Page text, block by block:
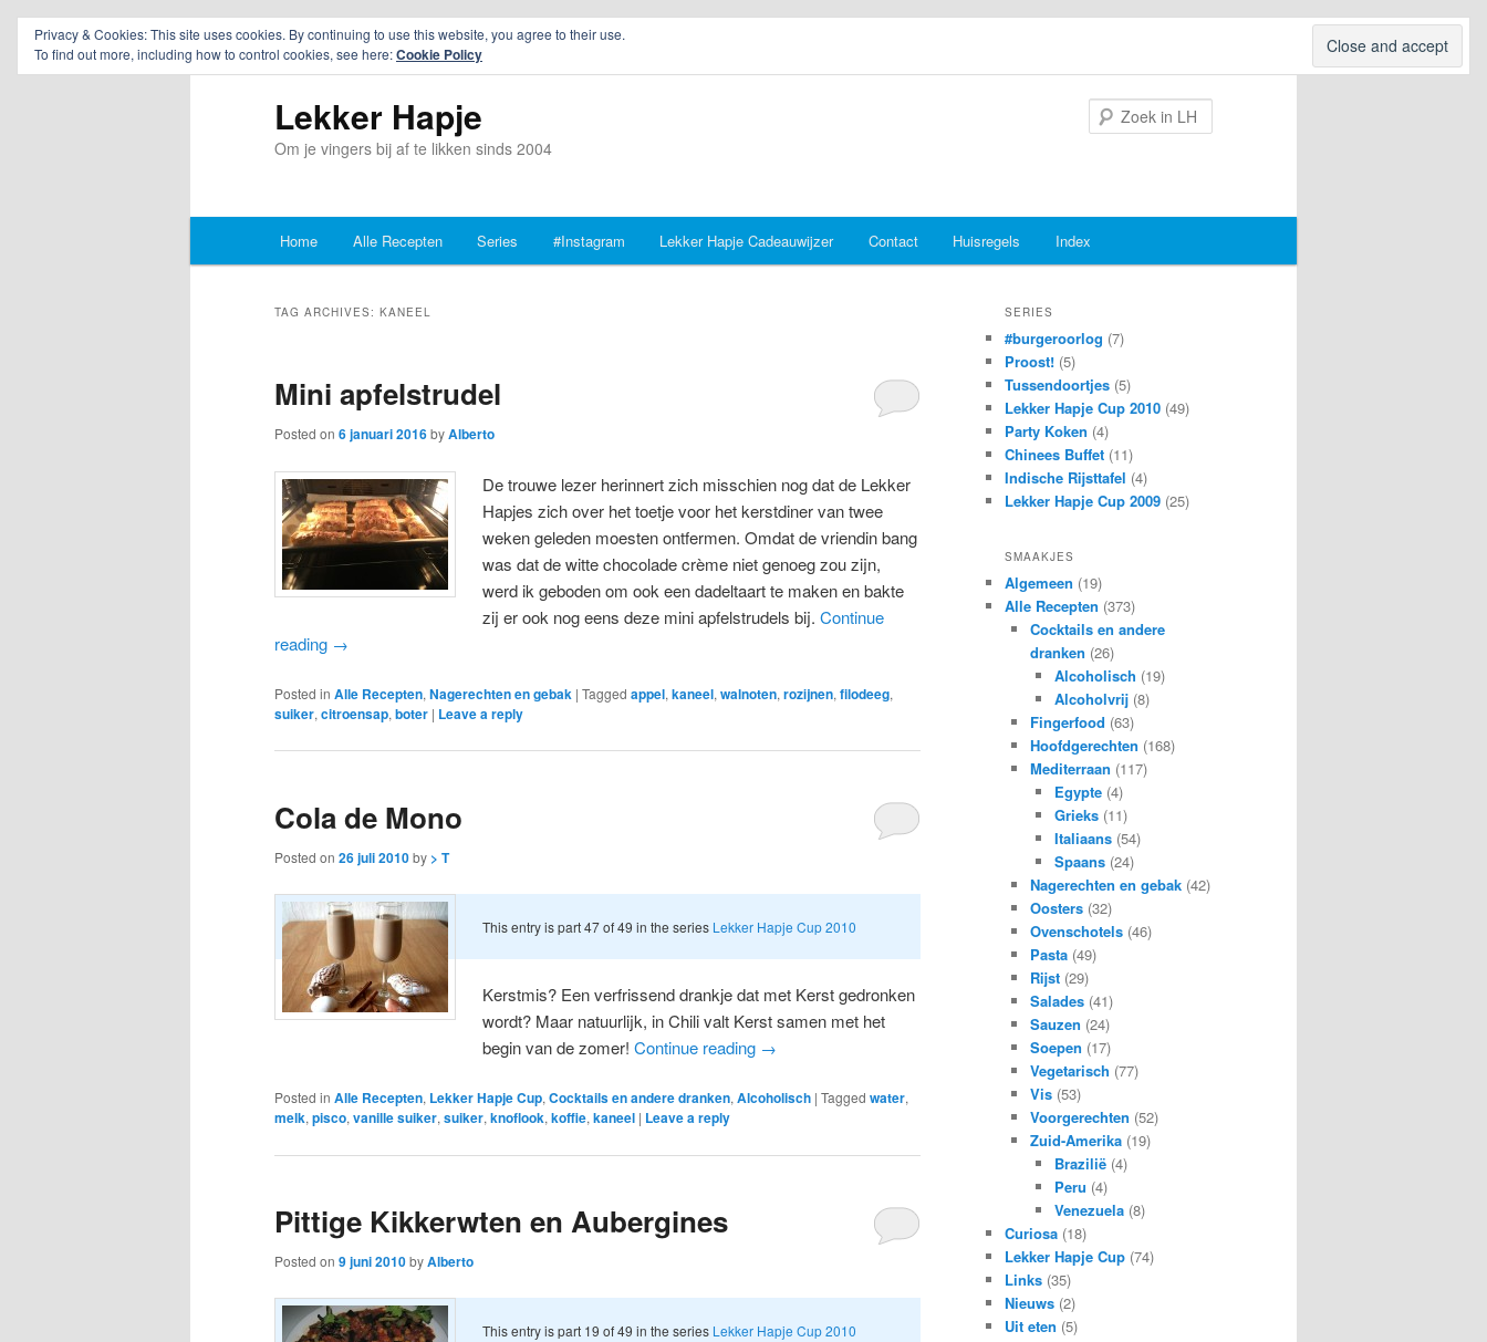
Lekker Hapje
Om je vingers bij af te likken sinds 2004
Skip
content
Skip
content
Home Alle Recepten Series #Instagram Lekker Hapje Cadeauwijzer Contact Huisregels Index
TAG ARCHIVES: KANEEL
Mini apfelstrudel
Posted on 6 januari 2016byAlberto
De trouwe lezer herinnert zich misschien nog dat de Lekker
Hapjes zich over het toetje voor het kerstdiner van twee
weken geleden moesten ontfermen. Omdat de vriendin bang
was dat de witte chocolade crème niet genoeg zou zijn,
werd ik geboden om ook een dadeltaart te maken en bakte
zij er ook nog eens deze mini apfelstrudels bij.Continue
reading →
Posted in Alle Recepten, Nagerechten en gebak | Tagged appel, kaneel, walnoten, rozijnen, filodeeg,
suiker, citroensap, boter | Leave a reply
Cola de Mono
Posted on 26 juli 2010by > T
This entry is part 47 of 49 in the series Lekker Hapje Cup 2010
Kerstmis? Een verfrissend drankje dat met Kerst gedronken
wordt? Maar natuurlijk, in Chili valt Kerst samen met het
begin van de zomer!Continue reading →
Posted in Alle Recepten, Lekker Hapje Cup, Cocktails en andere dranken, Alcoholisch | Tagged water,
melk, pisco, vanille suiker, suiker, knoflook, koffie, kaneel | Leave a reply
Pittige Kikkerwten en Aubergines
Posted on 9 juni 2010byAlberto
This entry is part 19 of 49 in the series Lekker Hapje Cup 2010
SERIES
#burgeroorlog (7)
Proost! (5)
Tussendoortjes (5)
Lekker Hapje Cup 2010 (49)
Party Koken (4)
Chinees Buffet (11)
Indische Rijsttafel (4)
Lekker Hapje Cup 2009 (25)
SMAAKJES
Algemeen (19)
Alle Recepten (373)
Cocktails en andere
dranken (26)
Alcoholisch (19)
Alcoholvrij (8)
Fingerfood (63)
Hoofdgerechten (168)
Mediterraan (117)
Egypte (4)
Grieks (11)
Italiaans (54)
Spaans (24)
Nagerechten en gebak(42)
Oosters(32)
Ovenschotels(46)
Pasta(49)
Rijst(29)
Salades(41)
Sauzen (24)
Soepen (17)
Vegetarisch (77)
Vis(53)
Voorgerechten (52)
Zuid-Amerika(19)
Brazilië (4)
Peru (4)
Venezuela (8)
Curiosa (18)
Lekker Hapje Cup (74)
Links (35)
Nieuws (2)
Uit eten (5)
Privacy & Cookies: This site uses cookies. By continuing to use this website, you agree to their use.
To find out more, including how to control cookies, see here:Cookie Policy